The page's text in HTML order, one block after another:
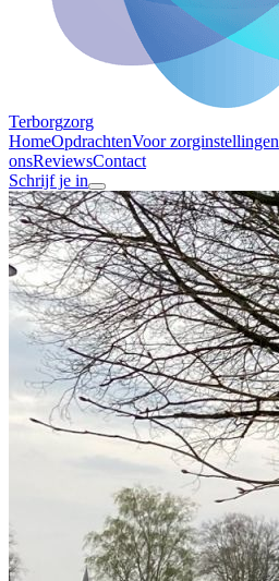
Terborgzorg
HomeOpdrachtenVoor zorginstellingen
onsReviewsContact
Schrijf je in